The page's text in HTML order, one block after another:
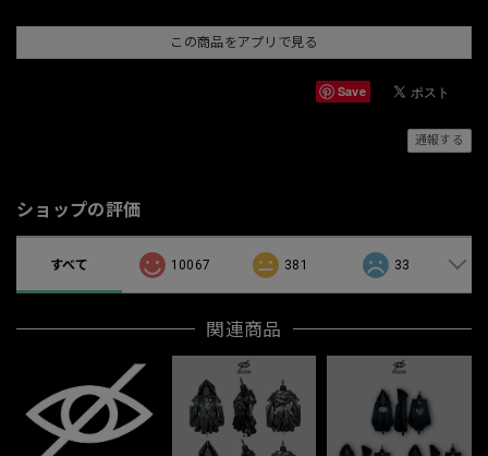
この商品をアプリで見る
Save
通報する
ショップの評価
すべて 10067 381 33
関連商品